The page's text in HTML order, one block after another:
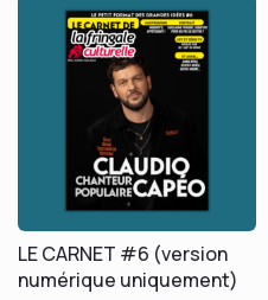
LE CARNET #6 (version
numérique uniquement)